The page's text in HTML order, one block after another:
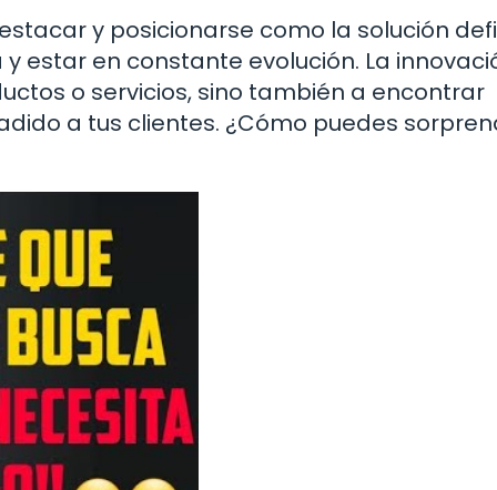
y posicionarse como la solución
estar en constante evolución. La
o servicios, sino también a encontrar
a tus clientes. ¿Cómo puedes